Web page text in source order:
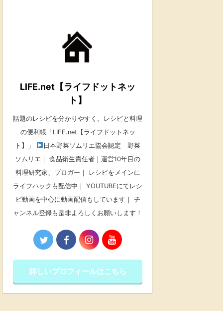
LIFE.net【ライフドットネッ
ト】
話題のレシピを分かりやすく。レシピと料理
の便利帳「LIFE.net【ライフドットネッ
ト】」
日本野菜ソムリエ協会認定 野菜
ソムリエ｜ 食品衛生責任者｜運営10年目の
料理研究家、ブロガー｜ レシピをメインに
ライフハックも配信中｜ YOUTUBEにてレシ
ピ動画を中心に動画配信もしています｜ チ
ャンネル登録も是非よろしくお願いします！
詳しいプロフィールはこちら